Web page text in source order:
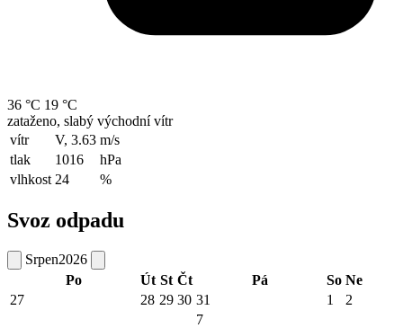
36 °C 19 °C
zataženo, slabý východní vítr
vítr
V, 3.63 m/s
tlak
1016
hPa
vlhkost 24 %
Svoz odpadu
Srpen2026
Po
Út St Čt Pá So Ne
27
28 29 30 31 1 2
7